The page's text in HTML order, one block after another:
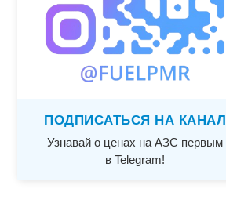
ПОДПИСАТЬСЯ НА КАНАЛ
Узнавай о ценах на АЗС первым
в Telegram!